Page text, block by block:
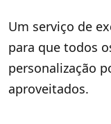
Um serviço de
para que todos
personalização
aproveitados.